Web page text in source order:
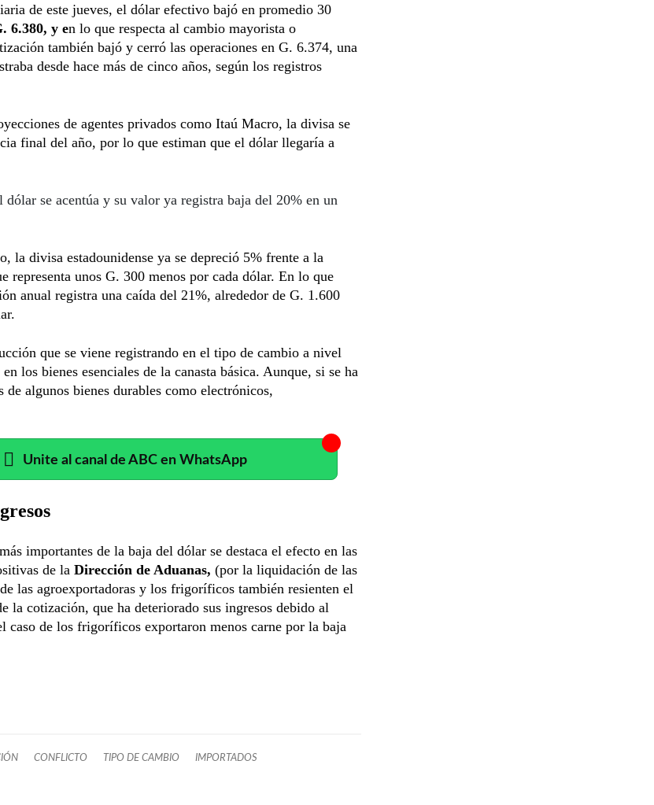
de este jueves, el dólar efectivo bajó en promedio 30
6.380, y en lo que respecta al cambio mayorista o
también bajó y cerró las operaciones en G. 6.374, una
desde hace más de cinco años, según los registros
de agentes privados como Itaú Macro, la divisa se
final del año, por lo que estiman que el dólar llegaría a
dólar se acentúa y su valor ya registra baja del 20% en un
la divisa estadounidense ya se depreció 5% frente a la
representa unos G. 300 menos por cada dólar. En lo que
anual registra una caída del 21%, alrededor de G. 1.600
que se viene registrando en el tipo de cambio a nivel
los bienes esenciales de la canasta básica. Aunque, si se ha
de algunos bienes durables como electrónicos,
Unite al canal de ABC en WhatsApp
importantes de la baja del dólar se destaca el efecto en las
de la Dirección de Aduanas, (por la liquidación de las
las agroexportadoras y los frigoríficos también resienten el
la cotización, que ha deteriorado sus ingresos debido al
caso de los frigoríficos exportaron menos carne por la baja
CONFLICTO TIPO DE CAMBIO IMPORTADOS